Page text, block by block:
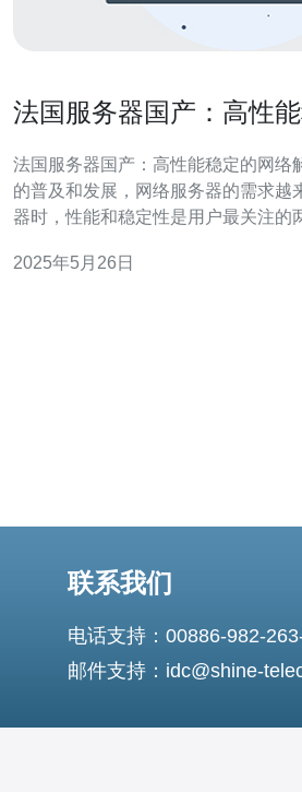
法国服务器国产：高性
法国服务器国产：高性能稳定的网络解决方案
的普及和发展，网络服务器的需求越
器时，性能和稳定性是用户最关注的
选择。 法国服务器国产采用先进的硬件技术和优质的组
2025年5月26日
联系我们
电话支持：00886-982-
邮件支持：idc@shine-